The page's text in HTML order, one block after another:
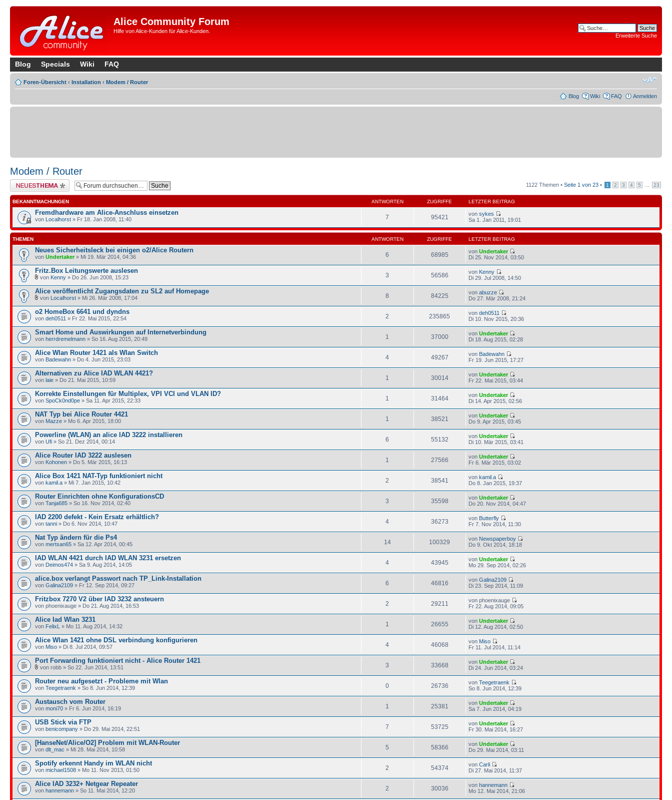
Alice Community Forum
Hilfe von Alice-Kunden für Alice-Kunden.
Erweiterte Suche
Blog Specials Wiki FAQ
Foren-Übersicht ‹ Installation ‹ Modem / Router
Blog Wiki FAQ Anmelden
Modem / Router
Neues Thema erstellen 1122 Themen • Seite 1 von 23 • 1 2 3 4 5 23
BEKANNTMACHUNGEN ANTWORTEN ZUGRIFFE LETZTER BEITRAG
Fremdhardware am Alice-Anschluss einsetzen
von Localhorst » Fr 18. Jan 2008, 11:40 7 95421 vonsykes
Sa 1. Jan 2011, 19:01
THEMEN ANTWORTEN ZUGRIFFE LETZTER BEITRAG
Neues Sicherheitsleck bei einigen o2/Alice Routern
von Undertaker » Mi 19. Mär 2014, 04:36 6 68985 vonUndertaker
Di 25. Nov 2014, 03:50
Fritz.Box Leitungswerte auslesen
von Kenny » Do 26. Jun 2008, 15:23 3 56586 von Kenny
Di 29. Jul 2008, 14:50
Alice veröffentlicht Zugangsdaten zu SL2 auf Homepage
von Localhorst » Mi 26. Mär 2008, 17:04 8 84225 vonabuzze
Do 27. Mär 2008, 21:24
o2 HomeBox 6641 und dyndns
von deh0511 » Fr 22. Mai 2015, 22:54 2 235865 vondeh0511
Di 10. Nov 2015, 20:36
Smart Home und Auswirkungen auf Internetverbindung
von herrdremelmann » So 16. Aug 2015, 20:49 1 37000 vonUndertaker
Di 18. Aug 2015, 02:28
Alice Wlan Router 1421 als Wlan Switch
von Badewahn » Do 4. Jun 2015, 23:03 4 49267 von Badewahn
Fr 19. Jun 2015, 17:27
Alternativen zu Alice IAD WLAN 4421?
von laie » Do 21. Mai 2015, 10:59 1 30014 vonUndertaker
Fr 22. Mai 2015, 03:44
Korrekte Einstellungen für Multiplex, VPI VCI und VLAN ID?
von SpoCk0nd0pe » Sa 11. Apr 2015, 22:33 1 31464 vonUndertaker
Di 14. Apr 2015, 02:56
NAT Typ bei Alice Router 4421
von Mazze » Mo 6. Apr 2015, 18:00 1 38521 vonUndertaker
Do 9. Apr 2015, 03:45
Powerline (WLAN) an alice IAD 3222 installieren
von Ufi » So 21. Dez 2014, 00:14 6 55132 vonUndertaker
Di 10. Mär 2015, 03:41
Alice Router IAD 3222 auslesen
von Kohonen » Do 5. Mär 2015, 16:13 1 27566 vonUndertaker
Fr 6. Mär 2015, 03:02
Alice Box 1421 NAT-Typ funktioniert nicht
von kamil.a » Mi 7. Jan 2015, 10:42 2 38541 vonkamil.a
Do 8. Jan 2015, 19:37
Router Einrichten ohne KonfigurationsCD
von Tanja685 » So 16. Nov 2014, 02:40 3 35598 vonUndertaker
Do 20. Nov 2014, 04:47
IAD 2200 defekt - Kein Ersatz erhältlich?
von tanni » Do 6. Nov 2014, 10:47 4 36273 von Butterfly
Fr 7. Nov 2014, 11:30
Nat Typ ändern für die Ps4
von mertsan65 » Sa 12. Apr 2014, 00:45 14 100329 von Newspaperboy
Do 9. Okt 2014, 18:18
IAD WLAN 4421 durch IAD WLAN 3231 ersetzen
von Deimos474 » Sa 9. Aug 2014, 14:05 4 43945 vonUndertaker
Mo 29. Sep 2014, 02:26
alice.box verlangt Passwort nach TP_Link-Installation
von Galina2109 » Fr 12. Sep 2014, 09:27 6 46816 vonGalina2109
Di 23. Sep 2014, 11:09
Fritzbox 7270 V2 über IAD 3232 ansteuern
von phoenixauge » Do 21. Aug 2014, 16:53 2 29211
von phoenixauge
Fr 22. Aug 2014, 09:05
Alice Iad Wlan 3231
von FelixL » Mo 11. Aug 2014, 14:32 1 26655 vonUndertaker
Di 12. Aug 2014, 02:50
Alice Wlan 1421 ohne DSL verbindung konfigurieren
von Miso » Di 8. Jul 2014, 09:57 4 46068 von Miso
Fr 11. Jul 2014, 11:14
Port Forwarding funktioniert nicht - Alice Router 1421
von robb » So 22. Jun 2014, 13:51 3 33668 vonUndertaker
Di 24. Jun 2014, 03:24
Router neu aufgesetzt - Probleme mit Wlan
von Teegetraenk » So 8. Jun 2014, 12:39 0 26736 vonTeegetraenk
So 8. Jun 2014, 12:39
Austausch vom Router
von moni70 » Fr 6. Jun 2014, 16:19 1 25381 vonUndertaker
Sa 7. Jun 2014, 04:19
USB Stick via FTP
von benicompany » Do 29. Mai 2014, 22:51 7 53725 vonUndertaker
Fr 30. Mai 2014, 16:27
[HanseNet/Alice/O2] Problem mit WLAN-Router
von dlt_mac » Mi 28. Mai 2014, 10:58 5 58366 vonUndertaker
Do 29. Mai 2014, 03:11
Spotify erkennt Handy im WLAN nicht
von michael1508 » Mo 11. Nov 2013, 01:50 2 54374 vonCarli
Di 27. Mai 2014, 11:37
Alice IAD 3232+ Netgear Repeater
von hannemann » So 11. Mai 2014, 12:20 2 30036 vonhannemann
Mo 12. Mai 2014, 21:06